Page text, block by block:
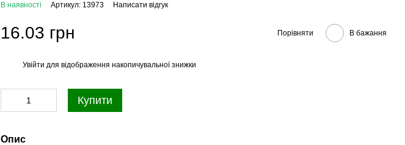
В наявності Артикул: 13973 Написати відгук
16.03 грн Порівняти В бажання
Увійти для відображення накопичувальної знижки
Купити
Опис